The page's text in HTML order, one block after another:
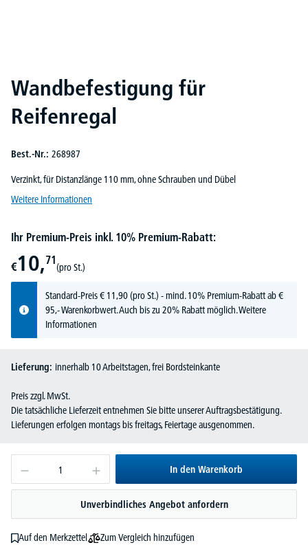
Wandbefestigung für
Reifenregal
Best.-Nr.: 268987
Verzinkt, für Distanzlänge 110 mm, ohne Schrauben und Dübel
Weitere Informationen
Ihr Premium-Preis inkl. 10% Premium-Rabatt:
€10,71
(pro St.)
Standard-Preis€ 11,90(pro St.) - mind. 10% Premium-Rabatt ab €
95,- Warenkorbwert. Auch bis zu 20% Rabatt möglich.Weitere
Informationen
Lieferung: innerhalb 10 Arbeitstagen, frei Bordsteinkante
Preis zzgl. MwSt.
Die tatsächliche Lieferzeit entnehmen Sie bitte unserer Auftragsbestätigung.
Lieferungen erfolgen montags bis freitags, Feiertage ausgenommen.
In den Warenkorb
Unverbindliches Angebot anfordern
Auf den Merkzettel Zum Vergleich hinzufügen